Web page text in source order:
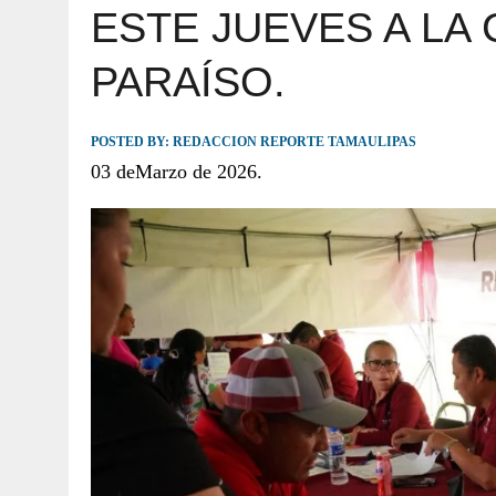
JULIO 30, 2026 | TAMAULIPAS TE INVITA A DESCUBRIR EL
ESTE JUEVES A LA
PARAÍSO.
POSTED BY: REDACCION REPORTE TAMAULIPAS
03 deMarzo de 2026.